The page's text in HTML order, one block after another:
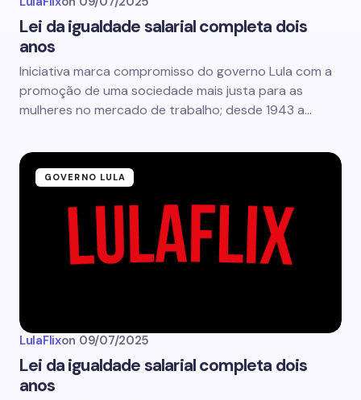
Lei da igualdade salarial completa dois
anos
Iniciativa marca compromisso do governo Lula com a
promoção de uma sociedade mais justa para as
mulheres no mercado de trabalho; desde 1943 a…
GOVERNO LULA
LulaFlixon 09/07/2025
Lei da igualdade salarial completa dois
anos